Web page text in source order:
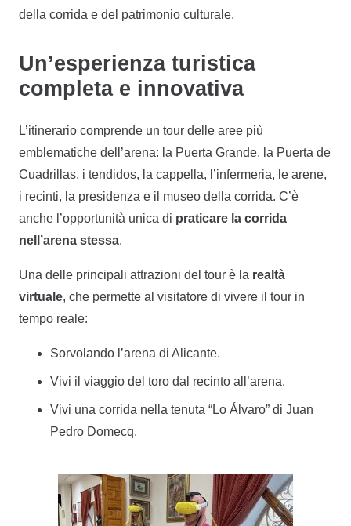
della corrida e del patrimonio culturale.
Un’esperienza turistica
completa e innovativa
L’itinerario comprende un tour delle aree più
emblematiche dell’arena: la Puerta Grande, la Puerta de
Cuadrillas, i tendidos, la cappella, l’infermeria, le arene,
i recinti, la presidenza e il museo della corrida. C’è
anche l’opportunità unica di praticare la corrida
nell’arena stessa.
Una delle principali attrazioni del tour è la realtà
virtuale, che permette al visitatore di vivere il tour in
tempo reale:
Sorvolando l’arena di Alicante.
Vivi il viaggio del toro dal recinto all’arena.
Vivi una corrida nella tenuta “Lo Álvaro” di Juan
Pedro Domecq.